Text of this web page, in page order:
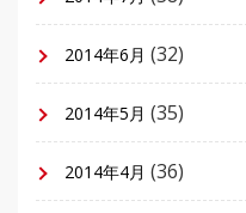
2014年6月 (32)
2014年5月 (35)
2014年4月 (36)